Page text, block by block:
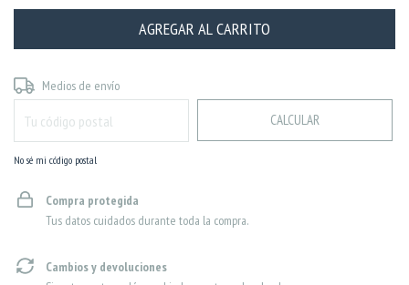
Entregas para el CP:
Medios de envío
CALCULAR
No sé mi código postal
Compra protegida
Tus datos cuidados durante toda la compra.
Cambios y devoluciones